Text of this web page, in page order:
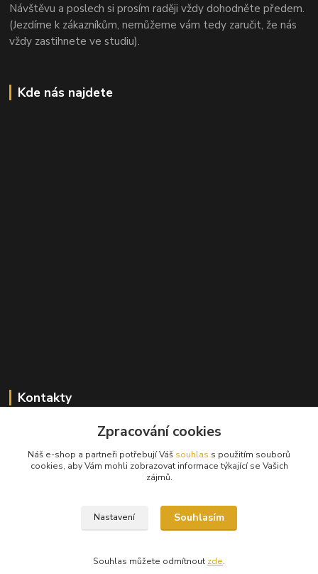
Návštěvu a poslech si prosím raději vždy dohodněte předem.
(Jezdíme k zákazníkům, nemůžeme vám tedy zaručit, že nás
vždy zastihnete ve studiu).
Kde nás najdete
Kontakty
+420 603 824 940
info@hifibazar.online
Zpracování cookies
Náš e-shop a partneři potřebují Váš souhlas s použitím souborů
cookies, aby Vám mohli zobrazovat informace týkající se Vašich
zájmů.
Nastavení Souhlasím
Souhlas můžete odmítnout zde.